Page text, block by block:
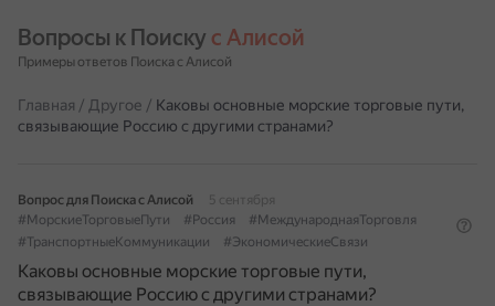
Вопросы к Поиску с Алисой
Примеры ответов Поиска с Алисой
Главная / Другое / Каковы основные морские торговые пути,
связывающие Россию с другими странами?
Вопрос для Поиска с Алисой
5 сентября
#МорскиеТорговыеПути
#Россия
#МеждународнаяТорговля
#ТранспортныеКоммуникации
#ЭкономическиеСвязи
Каковы основные морские торговые пути,
связывающие Россию с другими странами?